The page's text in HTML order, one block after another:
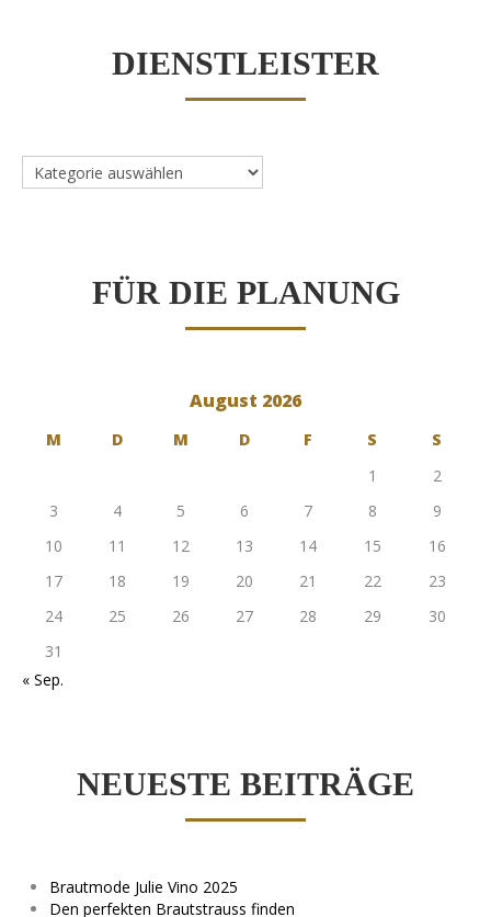
DIENSTLEISTER
Dienstleister
FÜR DIE PLANUNG
August 2026
M D M D F S
S
1
2
3
4 5 6 7 8
9
10
11 12 13 14 15
16
17
18 19 20 21 22
23
24
25 26 27 28 29
30
31
« Sep.
NEUESTE BEITRÄGE
Brautmode Julie Vino 2025
Den perfekten Brautstrauss finden